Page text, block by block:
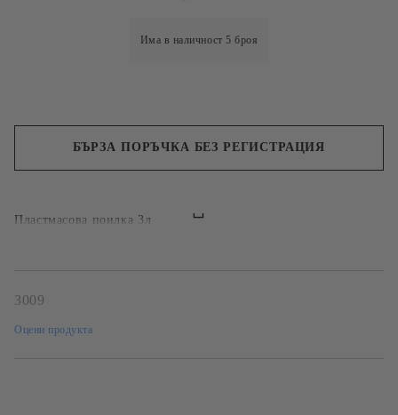
Има в наличност5 броя
Пластмасова поилка 3л
БЪРЗА ПОРЪЧКА БЕЗ РЕГИСТРАЦИЯ
3009
Оцени продукта